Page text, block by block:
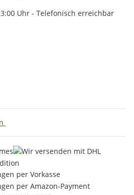
Uhr - Telefonisch erreichbar